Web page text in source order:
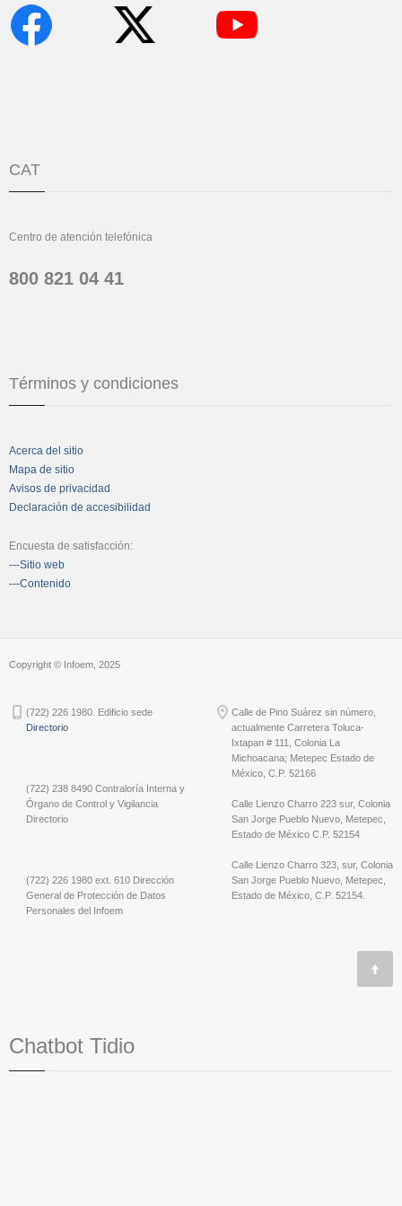
CAT
Centro de atención telefónica
800 821 04 41
Términos y condiciones
Acerca del sitio
Mapa de sitio
Avisos de privacidad
Declaración de accesibilidad
Encuesta de satisfacción:
---Sitio web
---Contenido
Copyright © Infoem, 2025
(722) 226 1980. Edificio sede
Directorio
(722) 238 8490 Contraloría Interna y
Órgano de Control y Vigilancia
Directorio
(722) 226 1980 ext. 610 Dirección
General de Protección de Datos
Personales del Infoem
Calle de Pino Suárez sin número,
actualmente Carretera Toluca-
Ixtapan # 111, Colonia La
Michoacana; Metepec Estado de
México, C.P. 52166
Calle Lienzo Charro 223 sur, Colonia
San Jorge Pueblo Nuevo, Metepec,
Estado de México C.P. 52154
Calle Lienzo Charro 323, sur, Colonia
San Jorge Pueblo Nuevo, Metepec,
Estado de México, C.P. 52154.
Chatbot Tidio